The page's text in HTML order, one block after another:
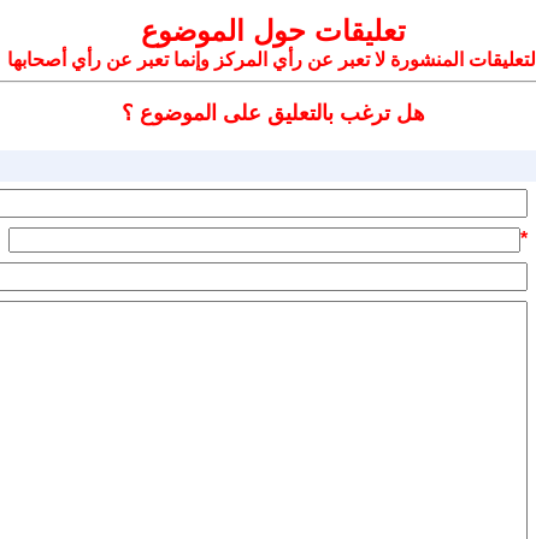
تعليقات حول الموضوع
التعليقات المنشورة لا تعبر عن رأي المركز وإنما تعبر عن رأي أصحابها
هل ترغب بالتعليق على الموضوع ؟
*